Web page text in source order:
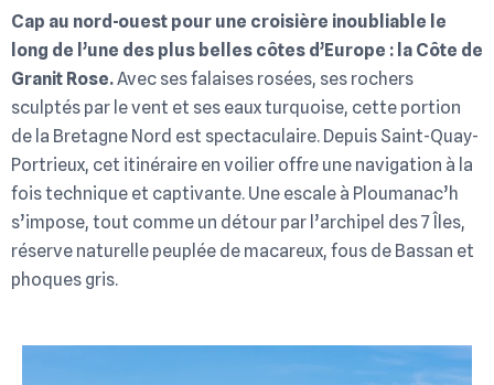
Cap au nord-ouest pour une croisière inoubliable le
long de l’une des plus belles côtes d’Europe : la Côte de
Granit Rose.Avec ses falaises rosées, ses rochers
sculptés par le vent et ses eaux turquoise, cette portion
de la Bretagne Nord est spectaculaire. Depuis Saint-Quay-
Portrieux, cet itinéraire en voilier offre une navigation à la
fois technique et captivante. Une escale à Ploumanac’h
s’impose, tout comme un détour par l’archipel des 7 Îles,
réserve naturelle peuplée de macareux, fous de Bassan et
phoques gris.